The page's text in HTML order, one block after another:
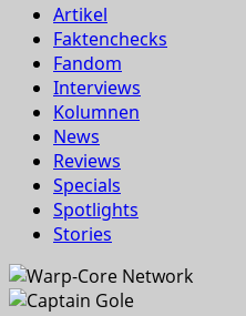
Artikel
Faktenchecks
Fandom
Interviews
Kolumnen
News
Reviews
Specials
Spotlights
Stories